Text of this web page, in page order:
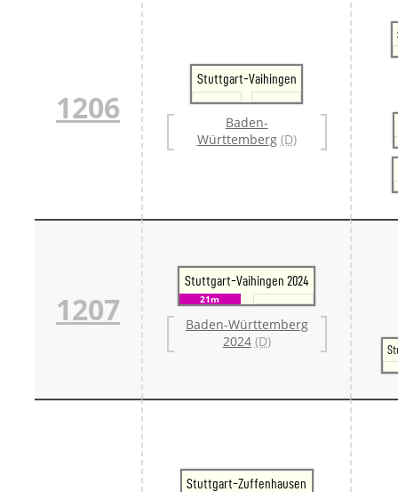
1206
Stuttgart-Vaihingen
Baden-
Württemberg (D)
1207
Stuttgart-Vaihingen 2024
21m
Baden-Württemberg
2024 (D)
Stuttgart-Zuffenhausen